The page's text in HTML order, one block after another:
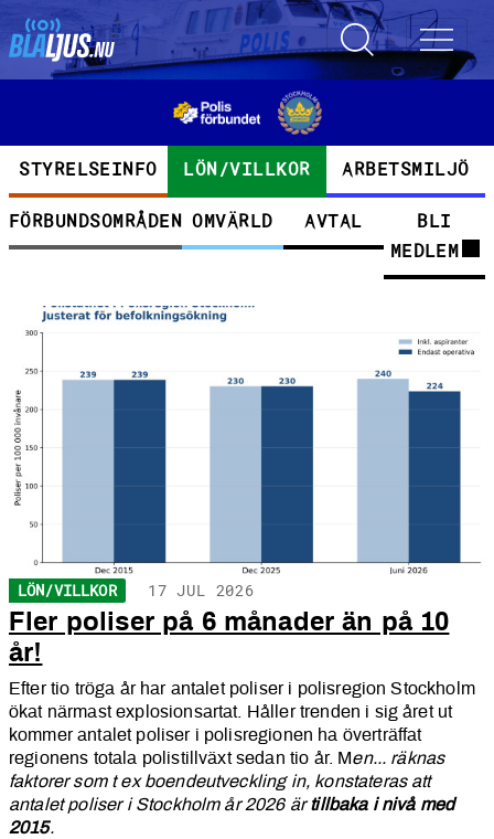
Hoppa till huvudinnehåll
Toggle search
Toggle
Kategorier
STYRELSEINFO LÖN/VILLKOR ARBETSMILJÖ
FÖRBUNDSOMRÅDEN OMVÄRLD AVTAL
BLI
MEDLEM
LÖN/VILLKOR 17 JUL 2026
Fler poliser på 6 månader än på 10
år!
Efter tio tröga år har antalet poliser i polisregion Stockholm
ökat närmast explosionsartat. Håller trenden i sig året ut
kommer antalet poliser i polisregionen ha överträffat
regionens totala polistillväxt sedan tio år. Men... räknas
faktorer som t ex boendeutveckling in, konstateras att
antalet poliser i Stockholm år 2026 ärtillbaka i nivå med
2015.